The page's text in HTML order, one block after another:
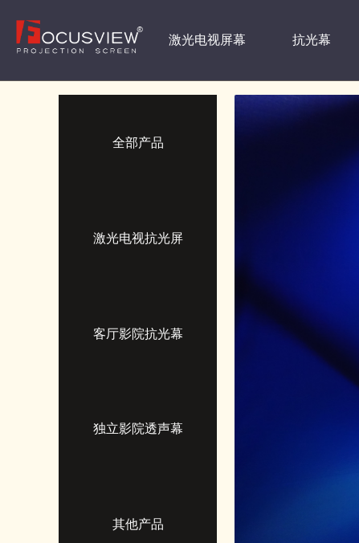
激光电视屏幕 抗光幕
全部产品
激光电视抗光屏
客厅影院抗光幕
独立影院透声幕
其他产品